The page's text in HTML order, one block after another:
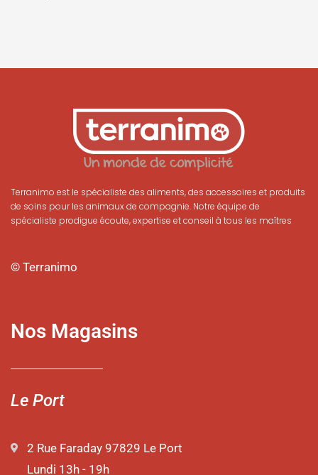
Terranimo est le spécialiste des aliments, des accessoires et produits
de soins pour les animaux de compagnie. Notre équipe de
spécialiste prodigue écoute, expertise et conseil à tous les maîtres
© Terranimo
Nos Magasins
Le Port
2 Rue Faraday 97829 Le Port
Lundi 13h - 19h